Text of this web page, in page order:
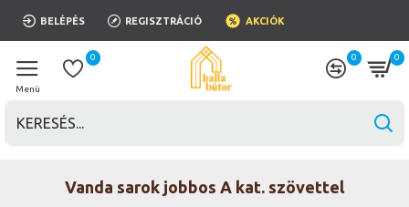
BELÉPÉS REGISZTRÁCIÓ AKCIÓK
0 0 0
Vanda sarok jobbos A kat. szövettel